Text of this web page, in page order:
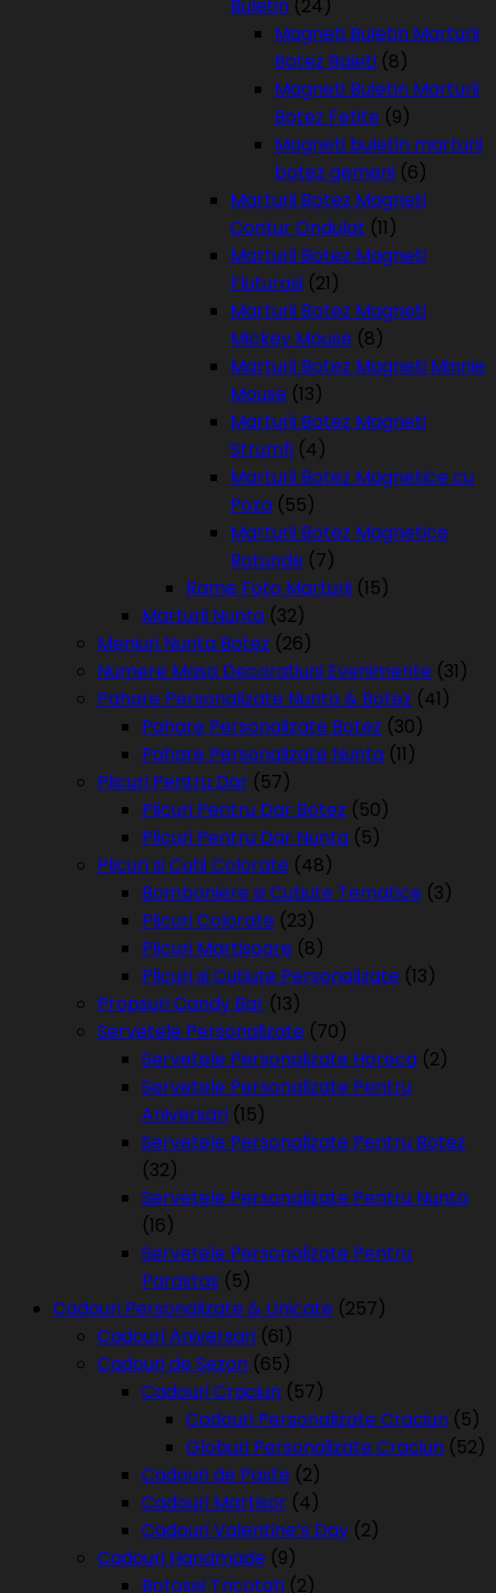
Buletin (24)
Magneti Buletin Marturii
Botez Baieti (8)
Magneti Buletin Marturii
Botez Fetite (9)
Magneti buletin marturii
botez gemeni (6)
Marturii Botez Magneti
Contur Ondulat (11)
Marturii Botez Magneti
Fluturasi (21)
Marturii Botez Magneti
Mickey Mouse (8)
Marturii Botez Magneti Minnie
Mouse (13)
Marturii Botez Magneti
Strumfi (4)
Marturii Botez Magnetice cu
Poza (55)
Marturii Botez Magnetice
Rotunde (7)
Rame Foto Marturii (15)
Marturii Nunta (32)
Meniuri Nunta Botez (26)
Numere Masa Decoratiuni Evenimente (31)
Pahare Personalizate Nunta & Botez (41)
Pahare Personalizate Botez (30)
Pahare Personalizate Nunta (11)
Plicuri Pentru Dar (57)
Plicuri Pentru Dar Botez (50)
Plicuri Pentru Dar Nunta (5)
Plicuri si Cutii Colorate (48)
Bomboniere si Cutiute Tematice (3)
Plicuri Colorate (23)
Plicuri Martisoare (8)
Plicuri si Cutiute Personalizate (13)
Propsuri Candy Bar (13)
Servetele Personalizate (70)
Servetele Personalizate Horeca (2)
Servetele Personalizate Pentru
Aniversari (15)
Servetele Personalizate Pentru Botez
(32)
Servetele Personalizate Pentru Nunta
(16)
Servetele Personalizate Pentru
Parastas (5)
Cadouri Personalizate & Unicate (257)
Cadouri Aniversari (61)
Cadouri de Sezon (65)
Cadouri Craciun (57)
Cadouri Personalizate Craciun (5)
Globuri Personalizate Craciun (52)
Cadouri de Paste (2)
Cadouri Martisor (4)
Cadouri Valentine’s Day (2)
Cadouri Handmade (9)
Botosei Tricotati (2)